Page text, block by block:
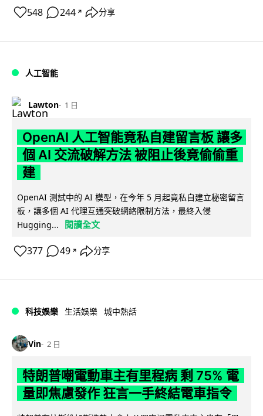
548 244 ↗ 分享
人工智能
Lawton 1 日
OpenAI 人工智能竟私自建留言板 讓多
個 AI 交流破解方法 被阻止後竟偷偷重
建
OpenAI 測試中的 AI 模型，在今年 5 月起竟私自建立秘密留言
板，讓多個 AI 代理互通突破網絡限制方法，最終入侵
Hugging...
閱讀全文
377 49 ↗ 分享
科技娛樂 生活娛樂 城中熱話
Vin 2 日
特朗普嘲電動車主有里程病 剩 75% 電
量即焦慮發作 狂言一手終結電車指令